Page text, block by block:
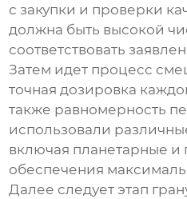
с закупки и проверки
должна быть высокой
соответствовать
Затем идет процесс
точная дозировка
также равномерность
использовали
включая планетарные и
обеспечения
Далее следует этап